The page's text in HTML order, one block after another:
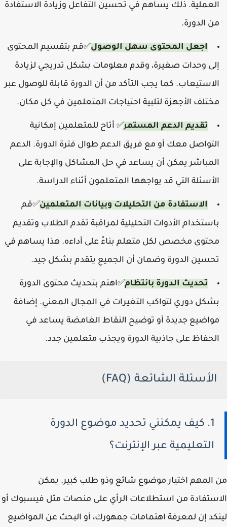
العملية. ذلك يساهم في تحسين التفاعل وزيادة الاستفادة
من الدورة.
اجعل المحتوى سهل الوصول✅قم بتقسيم المحتوى
إلى وحدات صغيرة، وقدم معلومات بشكل تدريجي لزيادة
الاستيعاب. كما يجب التأكد من أن الدورة قابلة للوصول عبر
مختلف الأجهزة لتلبية احتياجات المتعلمين في كل مكان.
تقديم الدعم المستمر✅ أتاح للمتعلمين إمكانية
التواصل معك أو مع فريق الدعم طوال فترة الدورة. الدعم
المباشر يمكن أن يساعد في حل المشاكل والإجابة على
الأسئلة التي قد يواجهها المتعلمون أثناء الدراسة.
الاستفادة من التحليلات وبيانات المتعلمين✅قم
باستخدام الأدوات التحليلية لمراقبة تقدم الطلاب وتقديم
محتوى مخصص لكل متعلم بناءً على أداءه. هذا يساهم في
تحسين الدورة وضمان أن الجميع يتقدم بشكل جيد.
تحديث الدورة بانتظام✅اهتم بتحديث محتوى الدورة
بشكل دوري لتواكب التغيرات في المجال المعني. إضافة
مواضيع جديدة أو توضيح النقاط الغامضة يساعد في
الحفاظ على جاذبية الدورة ويجذب متعلمين جدد.
الأسئلة الشائعة (FAQ)
1. كيف يمكنني تحديد موضوع الدورة
التعليمية عبر الإنترنت؟
من المهم اختيار موضوع شائع وذو طلب كبير. يمكن
الاستفادة من استطلاعات الرأي على منصات مثل فيسبوك أو
لينكد إن لمعرفة اهتمامات جمهورك، أو البحث عن المواضيع